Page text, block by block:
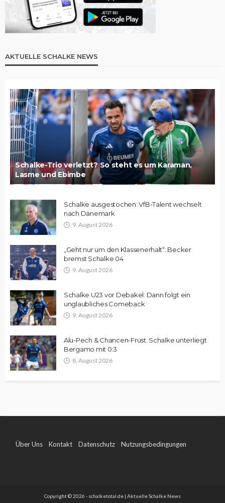
AKTUELLE SCHALKE NEWS
Schalke-Trio verletzt? So steht es um Karaman,
Lasme und Ebimbe
Schalke ausgestochen: VfB-Talent wechselt
nach Dänemark
9. August 2026
„Geht nur um den Klassenerhalt“: Becker
bremst Schalke 04
9. August 2026
Schalke U23 vor Debakel: Dann folgt ein
unglaubliches Comeback
9. August 2026
Alu-Pech & Chancen-Frust: Schalke unterliegt
Bergamo mit 0:3
8. August 2026
Über Uns Kontakt Datenschutz Nutzungsbedingungen
Copyright © 2026 - schalketotal.de | Aktuelle Schalke News